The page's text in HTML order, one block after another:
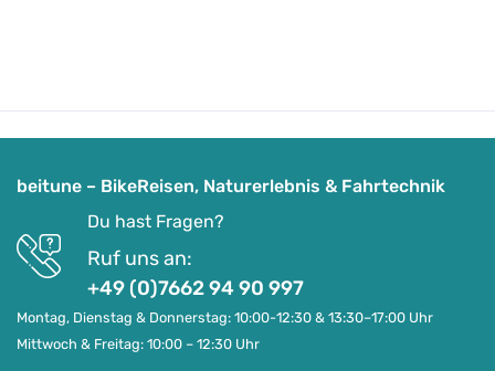
beitune – BikeReisen, Naturerlebnis & Fahrtechnik
Du hast Fragen?
Ruf uns an:
+49 (0)7662 94 90 997
Montag, Dienstag & Donnerstag: 10:00-12:30 & 13:30–17:00 Uhr
Mittwoch & Freitag: 10:00 – 12:30 Uhr